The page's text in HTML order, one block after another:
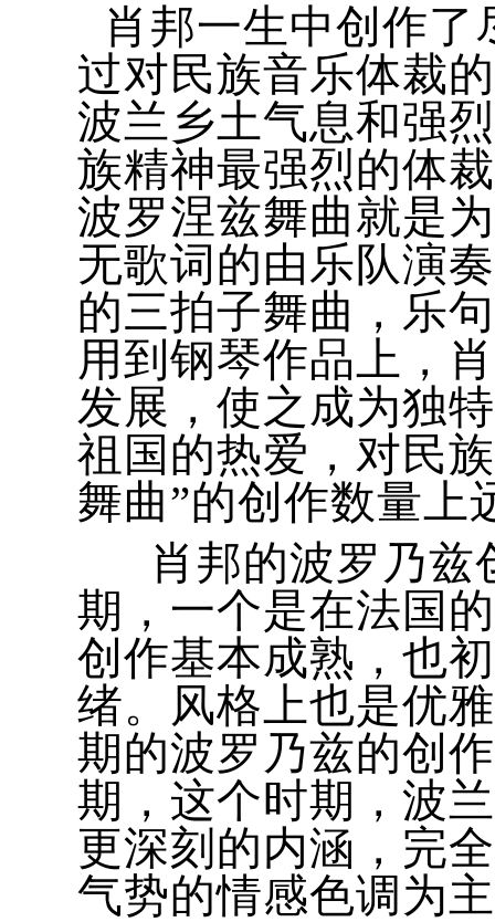
肖邦一生中创作
过对民族音乐体裁
波兰乡土气息和强
族精神最强烈的体
波罗涅兹舞曲就是
无歌词的由乐队演
的三拍子舞曲，乐
用到钢琴作品上，
发展，使之成为独
祖国的热爱，对民
舞曲”的创作数量上
肖邦的波罗乃兹
期，一个是在法国
创作基本成熟，也
绪。风格上也是优
期的波罗乃兹的创
期，这个时期，波
更深刻的内涵，完
气势的情感色调为